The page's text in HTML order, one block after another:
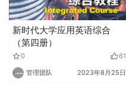
新时代大学应用英语综合
（第四册）
0 61
管理团队 2023年8月25日